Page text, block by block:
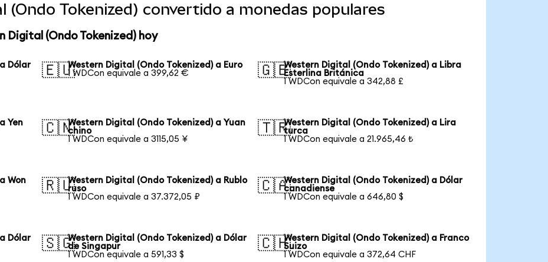
(Ondo Tokenized) convertido a monedas populares
Digital (Ondo Tokenized) hoy
Dólar
🇪🇺Western Digital (Ondo Tokenized) a Euro
1 WDCon equivale a 399,62 €
🇬🇧Western Digital (Ondo Tokenized) a Libra
Esterlina Británica
1 WDCon equivale a 342,88 £
Yen
🇨🇳Western Digital (Ondo Tokenized) a Yuan
chino
1 WDCon equivale a 3115,05 ¥
🇹🇷Western Digital (Ondo Tokenized) a Lira
turca
1 WDCon equivale a 21.965,46 ₺
Won
🇷🇺Western Digital (Ondo Tokenized) a Rublo
ruso
1 WDCon equivale a 37.372,05 ₽
🇨🇦Western Digital (Ondo Tokenized) a Dólar
canadiense
1 WDCon equivale a 646,80 $
Dólar
🇸🇬Western Digital (Ondo Tokenized) a Dólar
de Singapur
1 WDCon equivale a 591,33 $
🇨🇭Western Digital (Ondo Tokenized) a Franco
Suizo
1 WDCon equivale a 372,64 CHF